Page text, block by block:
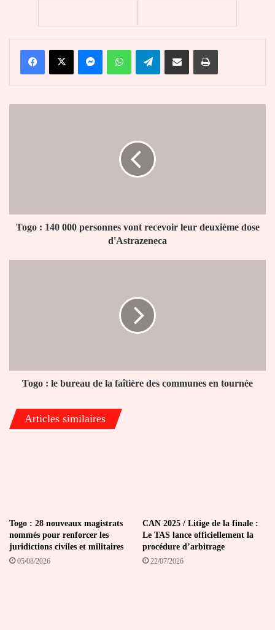
FacebookX MessengerWhatsAppTelegramPartager par email Imprimer
deuxième
dose
Togo : 140 000 personnes vont recevoir leur deuxième dose
d'Astrazeneca
communes
Togo : le bureau de la faîtière des communes en tournée
Articles similaires
Togo : 28 nouveaux magistrats
nommés pour renforcer les
juridictions civiles et militaires
05/08/2026
CAN 2025 / Litige de la finale :
Le TAS lance officiellement la
procédure d’arbitrage
22/07/2026